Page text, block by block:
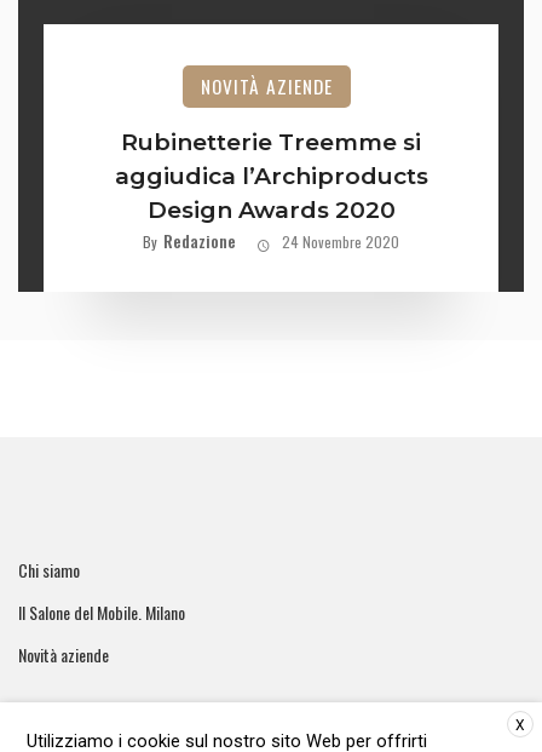
NOVITÀ AZIENDE
Rubinetterie Treemme si
aggiudica l’Archiproducts
Design Awards 2020
By Redazione 24 Novembre 2020
Chi siamo
Il Salone del Mobile. Milano
Novità aziende
X
Utilizziamo i cookie sul nostro sito Web per offrirti